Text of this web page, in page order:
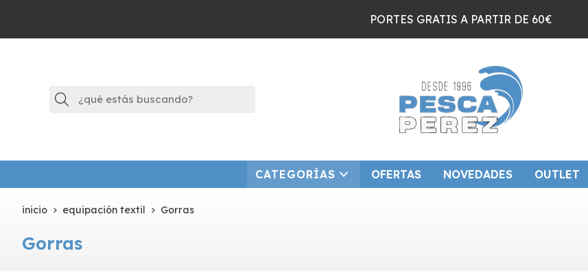
PORTES GRATIS A PARTIR DE 60€
Buscar
CATEGORÍAS OFERTAS NOVEDADES OUTLET
inicio equipación textil Gorras
Gorras